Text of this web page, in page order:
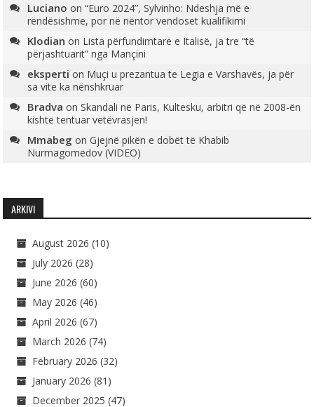
Luciano on“Euro 2024”, Sylvinho: Ndeshja më e
rëndësishme, por në nëntor vendoset kualifikimi
Klodian on Lista përfundimtare e Italisë, ja tre “të
përjashtuarit” nga Mançini
eksperti on Muçi u prezantua te Legia e Varshavës, ja për
sa vite ka nënshkruar
Bradva onSkandali në Paris, Kultesku, arbitri që në 2008-ën
kishte tentuar vetëvrasjen!
Mmabeg onGjejnë pikën e dobët të Khabib
Nurmagomedov (VIDEO)
ARKIVI
August 2026 (10)
July 2026 (28)
June 2026 (60)
May 2026 (46)
April 2026 (67)
March 2026 (74)
February 2026 (32)
January 2026 (81)
December 2025 (47)